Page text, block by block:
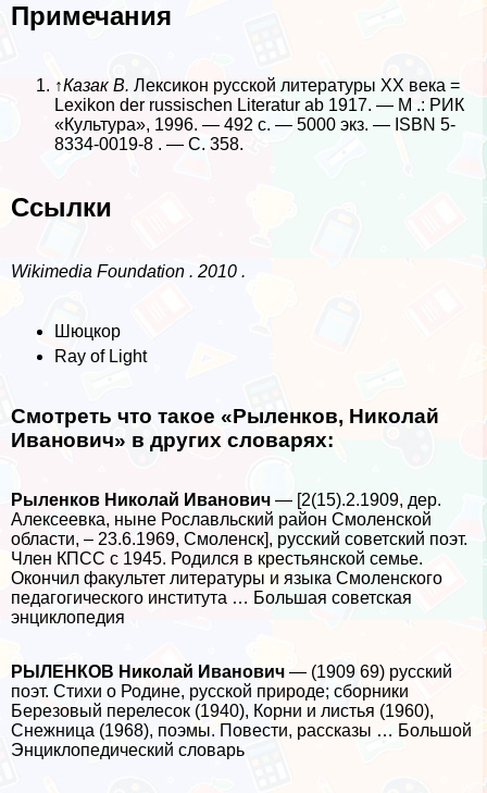
Примечания
↑Казак В. Лексикон русской литературы XX века =
Lexikon der russischen Literatur ab 1917. — М .: РИК
«Культура», 1996. — 492 с. — 5000 экз. — ISBN 5-
8334-0019-8 . — С. 358.
Ссылки
Wikimedia Foundation . 2010 .
Шюцкор
Ray of Light
Смотреть что такое «Рыленков, Николай
Иванович» в других словарях:
Рыленков Николай Иванович — [2(15).2.1909, дер.
Алексеевка, ныне Рославльский район Смоленской
области, ‒ 23.6.1969, Смоленск], русский советский поэт.
Члeн КПСС с 1945. Родился в крестьянской семье.
Окончил факультет литературы и языка Смоленского
педагогического института … Большая советская
энциклопедия
РЫЛЕНКОВ Николай Иванович — (1909 69) русский
поэт. Стихи о Родине, русской природе; сборники
Березовый перелесок (1940), Корни и листья (1960),
Снежница (1968), поэмы. Повести, рассказы … Большой
Энциклопедический словарь